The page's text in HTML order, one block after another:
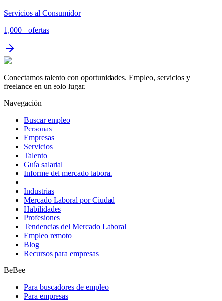
Servicios al Consumidor
1,000+ ofertas
Conectamos talento con oportunidades. Empleo, servicios y
freelance en un solo lugar.
Navegación
Buscar empleo
Personas
Empresas
Servicios
Talento
Guía salarial
Informe del mercado laboral
Industrias
Mercado Laboral por Ciudad
Habilidades
Profesiones
Tendencias del Mercado Laboral
Empleo remoto
Blog
Recursos para empresas
BeBee
Para buscadores de empleo
Para empresas